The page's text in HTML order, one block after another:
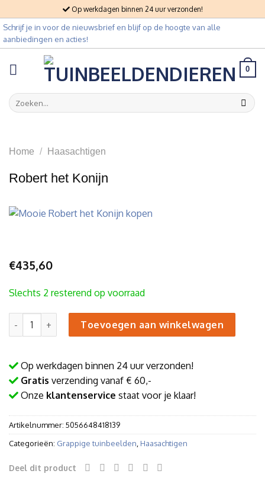
to
content
Op werkdagen binnen 24 uur verzonden!
Schrijf je in voor de nieuwsbrief en blijf op de hoogte van alle
aanbiedingen en acties!
0
Zoeken
naar:
Home / Haasachtigen
Robert het Konijn
€435,60
Slechts 2 resterend op voorraad
Robert het Konijn aantalToevoegen aan winkelwagen
Op werkdagen binnen 24 uur verzonden!
Gratis verzending vanaf € 60,-
Onze klantenservice staat voor je klaar!
Artikelnummer: 5056648418139
Categorieën: Grappige tuinbeelden Haasachtigen
Deel dit product